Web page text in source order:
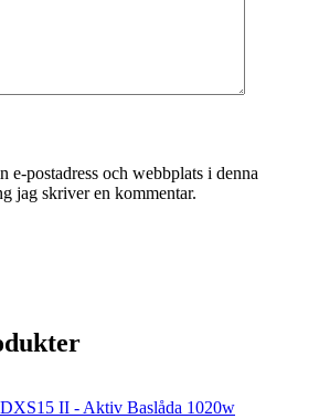
e-postadress och webbplats i denna
jag skriver en kommentar.